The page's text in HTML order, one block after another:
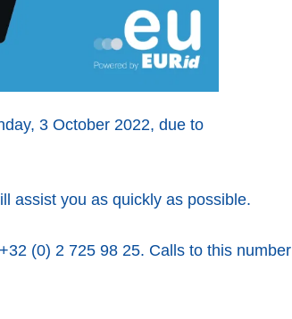
3 October 2022, due to
assist you as quickly as possible.
(0) 2 725 98 25. Calls to this number